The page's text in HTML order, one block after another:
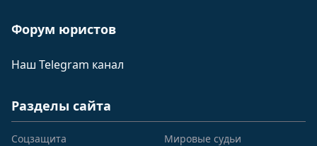
Форум юристов
Наш Telegram канал
Разделы сайта
Соцзащита
Мировые судьи